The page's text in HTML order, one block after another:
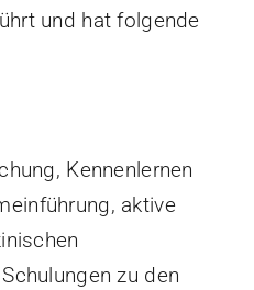
und hat folgende
Kennenlernen
aktive
zu den